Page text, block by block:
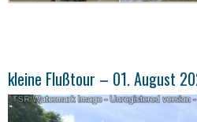
kleine Flußtour – 01. August